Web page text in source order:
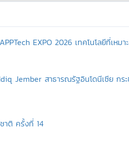
EXPO 2026 เทคโนโลยีที่เห
Jember สาธารณรัฐอินโดนีเซีย กระ
าติ ครั้งที่ 14